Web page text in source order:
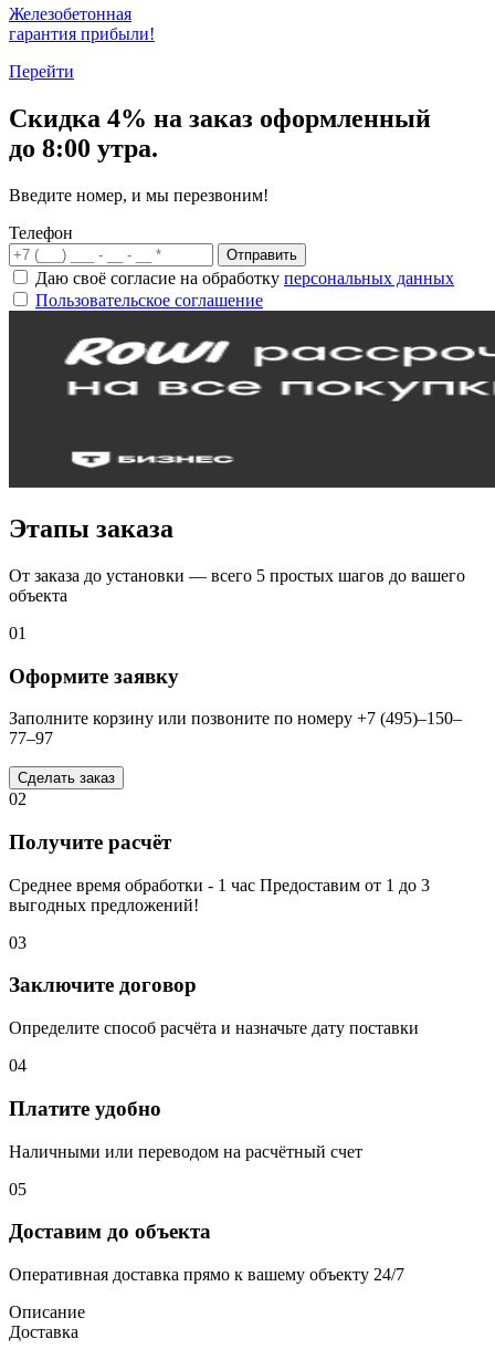
Железобетонная
гарантия прибыли!
Перейти
Скидка 4% на заказ оформленный
до 8:00 утра.
Введите номер, и мы перезвоним!
Телефон
Отправить
Даю своё согласие на обработку персональных данных
Пользовательское соглашение
Этапы заказа
От заказа до установки — всего 5 простых шагов до вашего
объекта
01
Оформите заявку
Заполните корзину или позвоните по номеру +7 (495)–150–
77–97
Сделать заказ
02
Получите расчёт
Среднее время обработки - 1 час Предоставим от 1 до 3
выгодных предложений!
03
Заключите договор
Определите способ расчёта и назначьте дату поставки
04
Платите удобно
Наличными или переводом на расчётный счет
05
Доставим до объекта
Оперативная доставка прямо к вашему объекту 24/7
Описание
Доставка